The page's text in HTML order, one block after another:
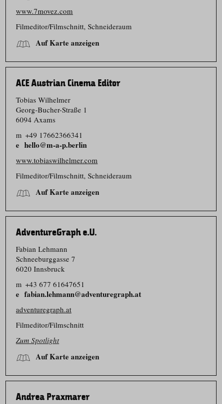
www.7movez.com
Filmeditor/​Filmschnitt, Schneideraum
Auf Karte anzeigen
ACE Austrian Cinema Editor
Tobias Wilhelmer
Georg-Bucher-Straße 1
6094 Axams
m +49 17662366341
hello@m-a-p.berlin
www.tobiaswilhelmer.com
Filmeditor/​Filmschnitt, Schneideraum
Auf Karte anzeigen
AdventureGraph e.U.
Fabian Lehmann
Schneeburggasse 7
6020 Innsbruck
m +43 677 61647651
fabian.lehmann@adventuregraph.at
adventuregraph.at
Filmeditor/​Filmschnitt
Zum Spotlight
Auf Karte anzeigen
Andrea Praxmarer